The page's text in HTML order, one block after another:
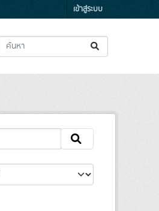
เข้าสู่ระบบ